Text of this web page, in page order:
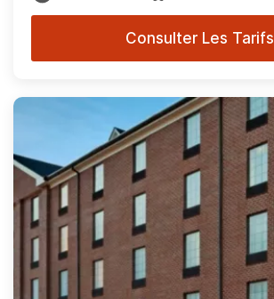
Consulter Les Tarifs